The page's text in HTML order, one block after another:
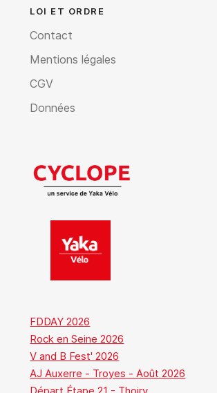
LOI ET ORDRE
Contact
Mentions légales
CGV
Données
FDDAY 2026
Rock en Seine 2026
V and B Fest' 2026
AJ Auxerre - Troyes - Août 2026